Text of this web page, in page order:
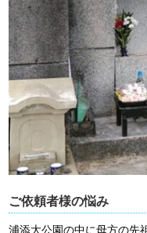
ご依頼者様の悩み
浦添大公園の中に母方の先